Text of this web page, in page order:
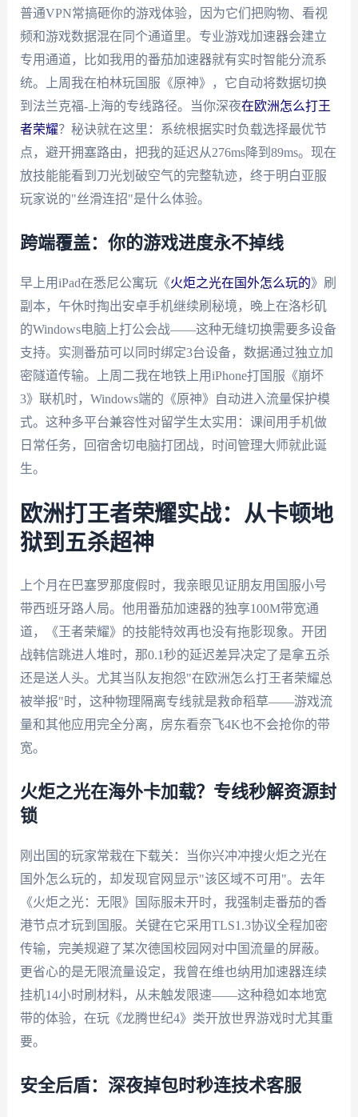
普通VPN常搞砸你的游戏体验，因为它们把购物、看视
频和游戏数据混在同个通道里。专业游戏加速器会建立
专用通道，比如我用的番茄加速器就有实时智能分流系
统。上周我在柏林玩国服《原神》，它自动将数据切换
到法兰克福-上海的专线路径。当你深夜在欧洲怎么打王
者荣耀？秘诀就在这里：系统根据实时负载选择最优节
点，避开拥塞路由，把我的延迟从276ms降到89ms。现在
放技能能看到刀光划破空气的完整轨迹，终于明白亚服
玩家说的"丝滑连招"是什么体验。
跨端覆盖：你的游戏进度永不掉线
早上用iPad在悉尼公寓玩《火炬之光在国外怎么玩的》刷
副本，午休时掏出安卓手机继续刷秘境，晚上在洛杉矶
的Windows电脑上打公会战——这种无缝切换需要多设备
支持。实测番茄可以同时绑定3台设备，数据通过独立加
密隧道传输。上周二我在地铁上用iPhone打国服《崩坏
3》联机时，Windows端的《原神》自动进入流量保护模
式。这种多平台兼容性对留学生太实用：课间用手机做
日常任务，回宿舍切电脑打团战，时间管理大师就此诞
生。
欧洲打王者荣耀实战：从卡顿地
狱到五杀超神
上个月在巴塞罗那度假时，我亲眼见证朋友用国服小号
带西班牙路人局。他用番茄加速器的独享100M带宽通
道，《王者荣耀》的技能特效再也没有拖影现象。开团
战韩信跳进人堆时，那0.1秒的延迟差异决定了是拿五杀
还是送人头。尤其当队友抱怨"在欧洲怎么打王者荣耀总
被举报"时，这种物理隔离专线就是救命稻草——游戏流
量和其他应用完全分离，房东看奈飞4K也不会抢你的带
宽。
火炬之光在海外卡加载？专线秒解资源封
锁
刚出国的玩家常栽在下载关：当你兴冲冲搜火炬之光在
国外怎么玩的，却发现官网显示"该区域不可用"。去年
《火炬之光：无限》国际服未开时，我强制走番茄的香
港节点才玩到国服。关键在它采用TLS1.3协议全程加密
传输，完美规避了某次德国校园网对中国流量的屏蔽。
更省心的是无限流量设定，我曾在维也纳用加速器连续
挂机14小时刷材料，从未触发限速——这种稳如本地宽
带的体验，在玩《龙腾世纪4》类开放世界游戏时尤其重
要。
安全后盾：深夜掉包时秒连技术客服